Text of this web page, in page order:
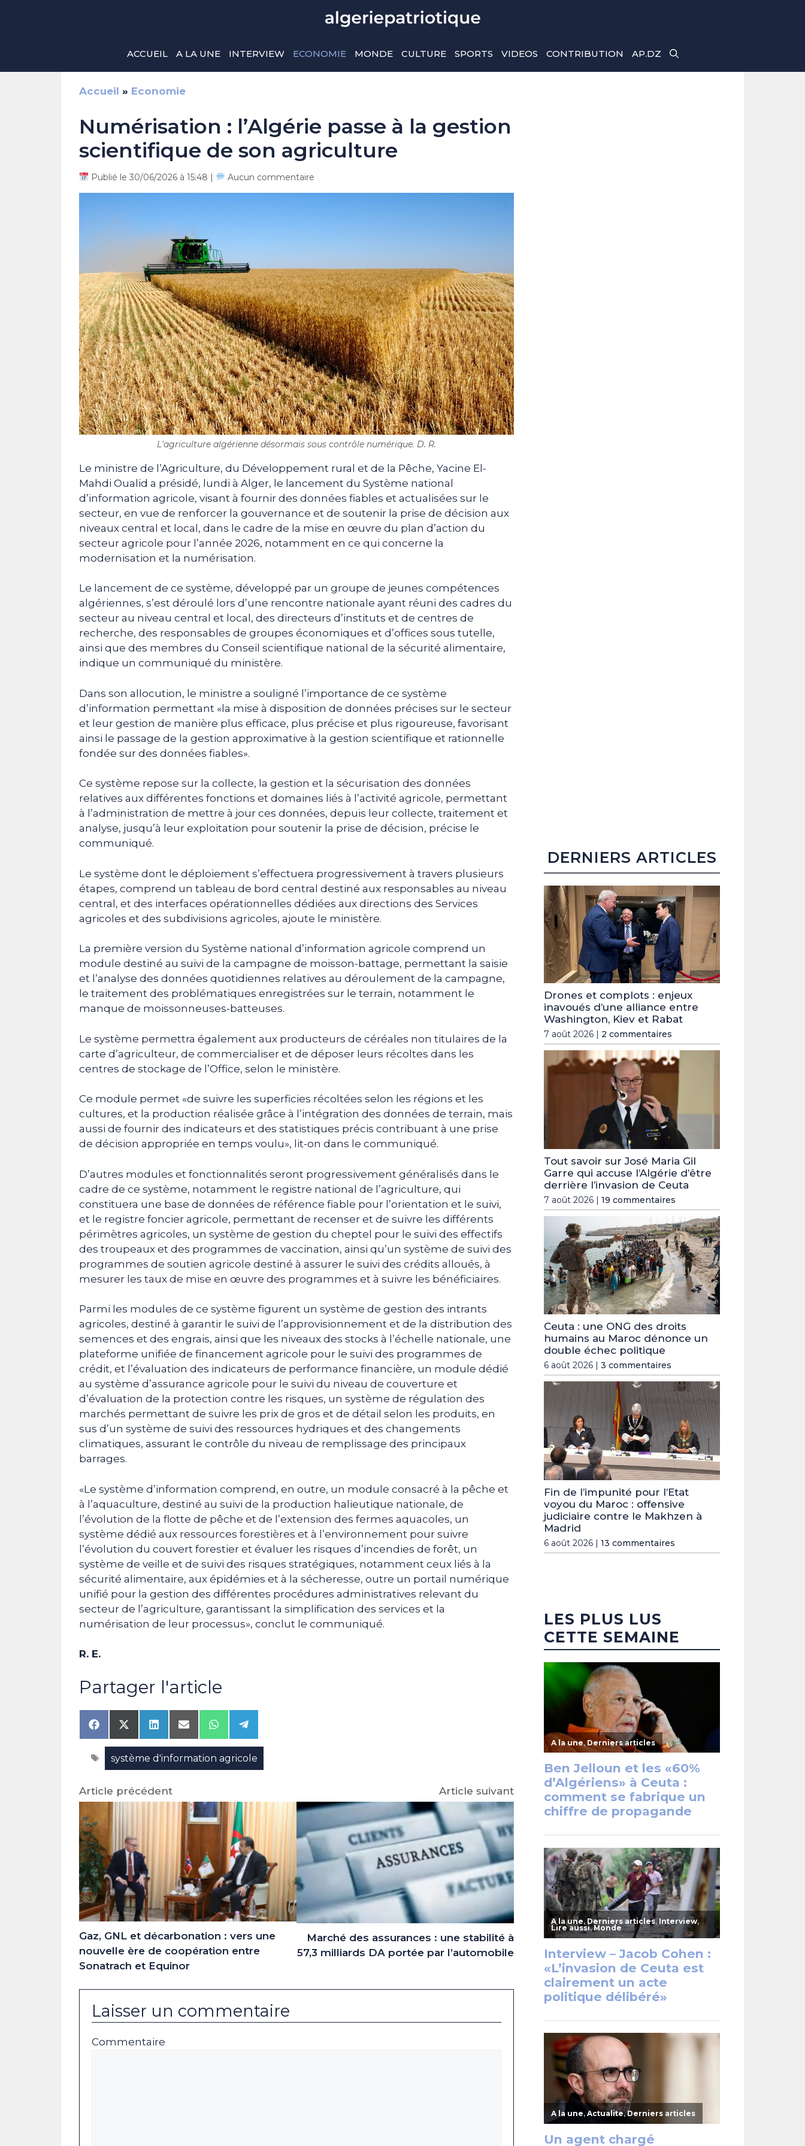
ACCUEIL A LA UNE INTERVIEW ECONOMIE MONDE CULTURE SPORTS VIDEOS CONTRIBUTION AP.DZ
Accueil » Economie
Numérisation : l’Algérie passe à la gestion
scientifique de son agriculture
Publié le 30/06/2026 à 15:48 | Aucun commentaire
L'agriculture algérienne désormais sous contrôle numérique. D. R.
Le ministre de l’Agriculture, du Développement rural et de la Pêche, Yacine El-
Mahdi Oualid a présidé, lundi à Alger, le lancement du Système national
d’information agricole, visant à fournir des données fiables et actualisées sur le
secteur, en vue de renforcer la gouvernance et de soutenir la prise de décision aux
niveaux central et local, dans le cadre de la mise en œuvre du plan d’action du
secteur agricole pour l’année 2026, notamment en ce qui concerne la
modernisation et la numérisation.
Le lancement de ce système, développé par un groupe de jeunes compétences
algériennes, s’est déroulé lors d’une rencontre nationale ayant réuni des cadres du
secteur au niveau central et local, des directeurs d’instituts et de centres de
recherche, des responsables de groupes économiques et d’offices sous tutelle,
ainsi que des membres du Conseil scientifique national de la sécurité alimentaire,
indique un communiqué du ministère.
Dans son allocution, le ministre a souligné l’importance de ce système
d’information permettant «la mise à disposition de données précises sur le secteur
et leur gestion de manière plus efficace, plus précise et plus rigoureuse, favorisant
ainsi le passage de la gestion approximative à la gestion scientifique et rationnelle
fondée sur des données fiables».
Ce système repose sur la collecte, la gestion et la sécurisation des données
relatives aux différentes fonctions et domaines liés à l’activité agricole, permettant
à l’administration de mettre à jour ces données, depuis leur collecte, traitement et
analyse, jusqu’à leur exploitation pour soutenir la prise de décision, précise le
communiqué.
Le système dont le déploiement s’effectuera progressivement à travers plusieurs
étapes, comprend un tableau de bord central destiné aux responsables au niveau
central, et des interfaces opérationnelles dédiées aux directions des Services
agricoles et des subdivisions agricoles, ajoute le ministère.
La première version du Système national d’information agricole comprend un
module destiné au suivi de la campagne de moisson-battage, permettant la saisie
et l’analyse des données quotidiennes relatives au déroulement de la campagne,
le traitement des problématiques enregistrées sur le terrain, notamment le
manque de moissonneuses-batteuses.
Le système permettra également aux producteurs de céréales non titulaires de la
carte d’agriculteur, de commercialiser et de déposer leurs récoltes dans les
centres de stockage de l’Office, selon le ministère.
Ce module permet «de suivre les superficies récoltées selon les régions et les
cultures, et la production réalisée grâce à l’intégration des données de terrain, mais
aussi de fournir des indicateurs et des statistiques précis contribuant à une prise
de décision appropriée en temps voulu», lit-on dans le communiqué.
D’autres modules et fonctionnalités seront progressivement généralisés dans le
cadre de ce système, notamment le registre national de l’agriculture, qui
constituera une base de données de référence fiable pour l’orientation et le suivi,
et le registre foncier agricole, permettant de recenser et de suivre les différents
périmètres agricoles, un système de gestion du cheptel pour le suivi des effectifs
des troupeaux et des programmes de vaccination, ainsi qu’un système de suivi des
programmes de soutien agricole destiné à assurer le suivi des crédits alloués, à
mesurer les taux de mise en œuvre des programmes et à suivre les bénéficiaires.
Parmi les modules de ce système figurent un système de gestion des intrants
agricoles, destiné à garantir le suivi de l’approvisionnement et de la distribution des
semences et des engrais, ainsi que les niveaux des stocks à l’échelle nationale, une
plateforme unifiée de financement agricole pour le suivi des programmes de
crédit, et l’évaluation des indicateurs de performance financière, un module dédié
au système d’assurance agricole pour le suivi du niveau de couverture et
d’évaluation de la protection contre les risques, un système de régulation des
marchés permettant de suivre les prix de gros et de détail selon les produits, en
sus d’un système de suivi des ressources hydriques et des changements
climatiques, assurant le contrôle du niveau de remplissage des principaux
barrages.
«Le système d’information comprend, en outre, un module consacré à la pêche et
à l’aquaculture, destiné au suivi de la production halieutique nationale, de
l’évolution de la flotte de pêche et de l’extension des fermes aquacoles, un
système dédié aux ressources forestières et à l’environnement pour suivre
l’évolution du couvert forestier et évaluer les risques d’incendies de forêt, un
système de veille et de suivi des risques stratégiques, notamment ceux liés à la
sécurité alimentaire, aux épidémies et à la sécheresse, outre un portail numérique
unifié pour la gestion des différentes procédures administratives relevant du
secteur de l’agriculture, garantissant la simplification des services et la
numérisation de leur processus», conclut le communiqué.
R. E.
Partager l'article
Share
on
Facebook
Share
on
X
(Twitter)
Share
on
LinkedIn
Share
on
Email
Share
on
WhatsApp
Share
on
Telegram
Étiquettes
système d'information agricole
Article précédent
Gaz, GNL et décarbonation : vers une
nouvelle ère de coopération entre
Sonatrach et Equinor
Article suivant
Marché des assurances : une stabilité à
57,3 milliards DA portée par l’automobile
Laisser un commentaire
Commentaire
DERNIERS ARTICLES
Drones et complots : enjeux
inavoués d’une alliance entre
Washington, Kiev et Rabat
7 août 2026 | 2 commentaires
Tout savoir sur José Maria Gil
Garre qui accuse l’Algérie d’être
derrière l’invasion de Ceuta
7 août 2026 | 19 commentaires
Ceuta : une ONG des droits
humains au Maroc dénonce un
double échec politique
6 août 2026 | 3 commentaires
Fin de l’impunité pour l’Etat
voyou du Maroc : offensive
judiciaire contre le Makhzen à
Madrid
6 août 2026 | 13 commentaires
LES PLUS LUS
CETTE SEMAINE